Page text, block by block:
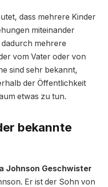
dass mehrere Kinder
miteinander
mehrere
vom Vater oder von
sind sehr bekannt,
der Öffentlichkeit
etwas zu tun.
bekannte
Johnson Geschwister
Er ist der Sohn von